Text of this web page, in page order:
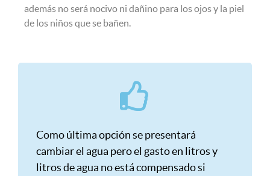
además no será nocivo ni dañino para los ojos y la piel
de los niños que se bañen.
Como última opción se presentará
cambiar el agua pero el gasto en litros y
litros de agua no está compensado si